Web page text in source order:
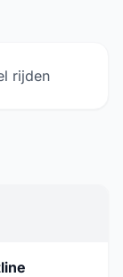
rijden